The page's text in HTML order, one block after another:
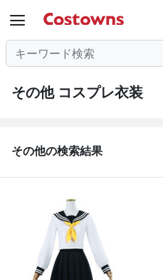

その他 コスプレ衣装
その他の検索結果